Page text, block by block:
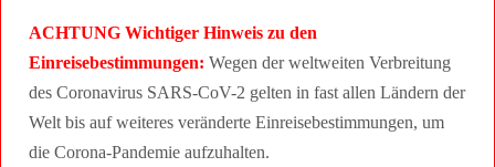
ACHTUNG Wichtiger Hinweis zu den
Einreisebestimmungen: Wegen der weltweiten Verbreitung
des Coronavirus SARS-CoV-2 gelten in fast allen Ländern der
Welt bis auf weiteres veränderte Einreisebestimmungen, um
die Corona-Pandemie aufzuhalten.